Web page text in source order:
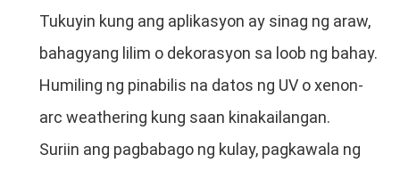
Tukuyin kung ang aplikasyon ay sinag ng araw,
bahagyang lilim o dekorasyon sa loob ng bahay.
Humiling ng pinabilis na datos ng UV o xenon-
arc weathering kung saan kinakailangan.
Suriin ang pagbabago ng kulay, pagkawala ng